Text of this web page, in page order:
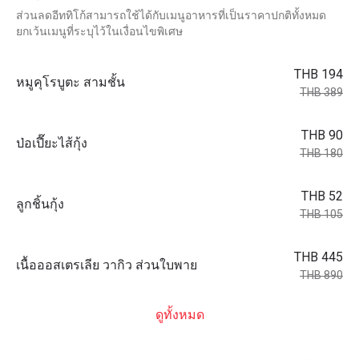
ส่วนลดอีททิโก้สามารถใช้ได้กับเมนูอาหารที่เป็นราคาปกติทั้งหมด
ยกเว้นเมนูที่ระบุไว้ในเงื่อนไขพิเศษ
หมูคุโรบูตะ สามชั้น
THB 194
THB 389
ป่อเปี๊ยะไส้กุ้ง
THB 90
THB 180
ลูกชิ้นกุ้ง
THB 52
THB 105
เนื้อออสเตรเลีย วากิว ส่วนใบพาย
THB 445
THB 890
ดูทั้งหมด